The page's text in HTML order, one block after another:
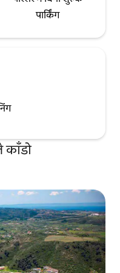
पार्किंग
काँडो